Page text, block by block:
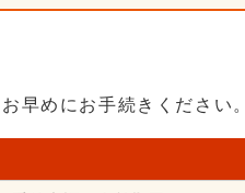
早めにお手続きください。